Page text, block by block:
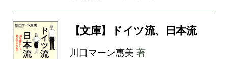
【文庫】ドイツ流、日本流
川口マーン惠美 著